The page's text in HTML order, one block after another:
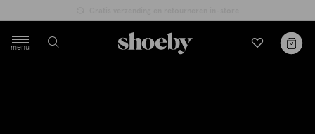
menu